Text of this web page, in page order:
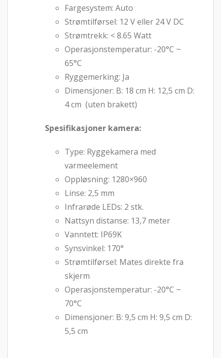
Fargesystem: Auto
Strømtilførsel: 12 V eller 24 V DC
Strømtrekk: < 8.65 Watt
Operasjonstemperatur: -20°C ~
65°C
Ryggemerking: Ja
Dimensjoner: B: 18 cm H: 12,5 cm D:
4 cm (uten brakett)
Spesifikasjoner kamera:
Type: Ryggekamera med
varmeelement
Oppløsning: 1280×960
Linse: 2,5 mm
Infrarøde LEDs: 2 stk.
Nattsyn distanse: 13,7 meter
Vanntett: IP69K
Synsvinkel: 170°
Strømtilførsel: Mates direkte fra
skjerm
Operasjonstemperatur: -20°C ~
70°C
Dimensjoner: B: 9,5 cm H: 9,5 cm D:
5,5 cm